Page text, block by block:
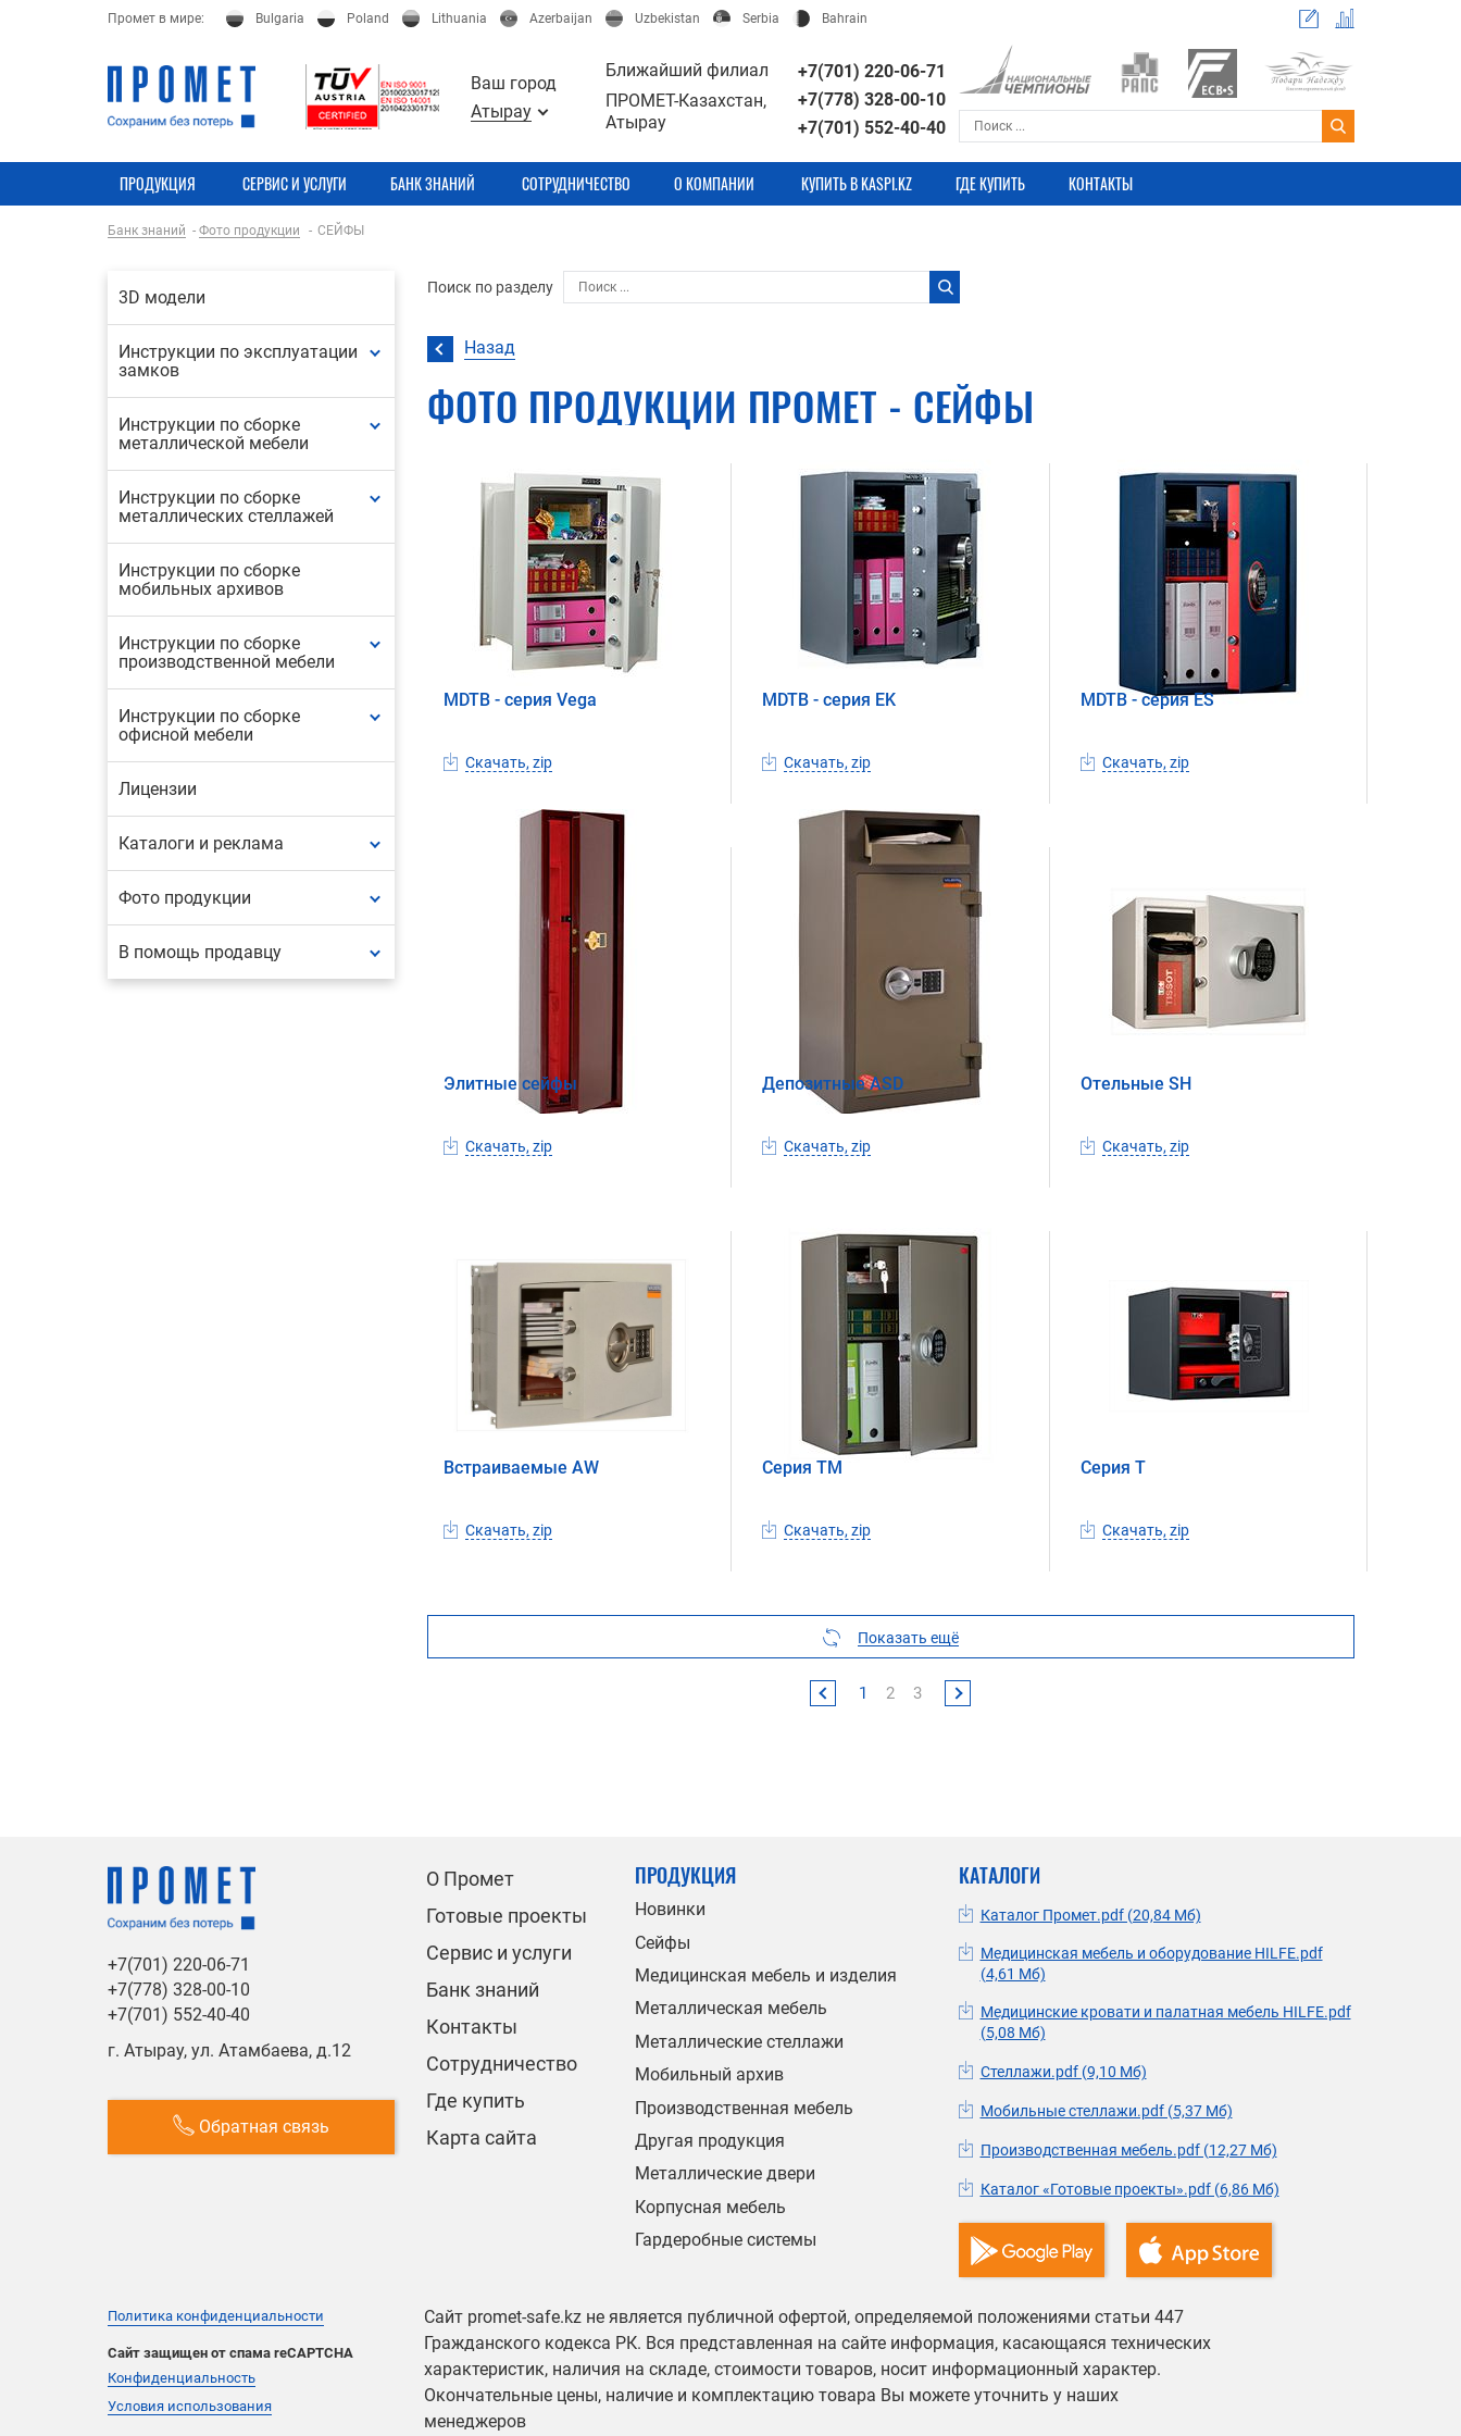
Промет в мире: Bulgaria Poland Lithuania Azerbaijan Uzbekistan Serbia Bahrain
Ваш город
Атырау
Ближайший филиал
ПРОМЕТ-Казахстан,
Атырау
+7(701) 220-06-71
+7(778) 328-00-10
+7(701) 552-40-40
ПРОДУКЦИЯ СЕРВИС И УСЛУГИ БАНК ЗНАНИЙ СОТРУДНИЧЕСТВО О КОМПАНИИ КУПИТЬ В KASPI.KZ ГДЕ КУПИТЬ КОНТАКТЫ
Банк знаний Фото продукции СЕЙФЫ
3D модели
Инструкции по эксплуатации
замков
Инструкции по сборке
металлической мебели
Инструкции по сборке
металлических стеллажей
Инструкции по сборке
мобильных архивов
Инструкции по сборке
производственной мебели
Инструкции по сборке
офисной мебели
Лицензии
Каталоги и реклама
Фото продукции
В помощь продавцу
Поиск по разделу
Назад
ФОТО ПРОДУКЦИИ ПРОМЕТ - СЕЙФЫ
MDTB - серия Vega
Скачать, zip
MDTB - серия EK
Скачать, zip
MDTB - серия ES
Скачать, zip
Элитные сейфы
Скачать, zip
Депозитные ASD
Скачать, zip
Отельные SH
Скачать, zip
Встраиваемые AW
Скачать, zip
Серия TM
Скачать, zip
Серия T
Скачать, zip
Показать ещё
1 2 3
+7(701) 220-06-71
+7(778) 328-00-10
+7(701) 552-40-40
г. Атырау, ул. Атамбаева, д.12
Обратная связь
О Промет
Готовые проекты
Сервис и услуги
Банк знаний
Контакты
Сотрудничество
Где купить
Карта сайта
ПРОДУКЦИЯ
Новинки
Сейфы
Медицинская мебель и изделия
Металлическая мебель
Металлические стеллажи
Мобильный архив
Производственная мебель
Другая продукция
Металлические двери
Корпусная мебель
Гардеробные системы
КАТАЛОГИ
Каталог Промет.pdf (20,84 Мб)
Медицинская мебель и оборудование HILFE.pdf
(4,61 Мб)
Медицинские кровати и палатная мебель HILFE.pdf
(5,08 Мб)
Стеллажи.pdf (9,10 Мб)
Мобильные стеллажи.pdf (5,37 Мб)
Производственная мебель.pdf (12,27 Мб)
Каталог «Готовые проекты».pdf (6,86 Мб)
Политика конфиденциальности
Сайт защищен от спама reCAPTCHA
Конфиденциальность
Условия использования
Сайт promet-safe.kz не является публичной офертой, определяемой положениями статьи 447
Гражданского кодекса РК. Вся представленная на сайте информация, касающаяся технических
характеристик, наличия на складе, стоимости товаров, носит информационный характер.
Окончательные цены, наличие и комплектацию товара Вы можете уточнить у наших
менеджеров